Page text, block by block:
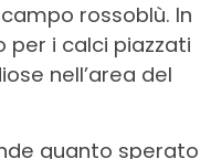
rossoblù. In
per i calci piazzati
nell’area del
quanto sperato